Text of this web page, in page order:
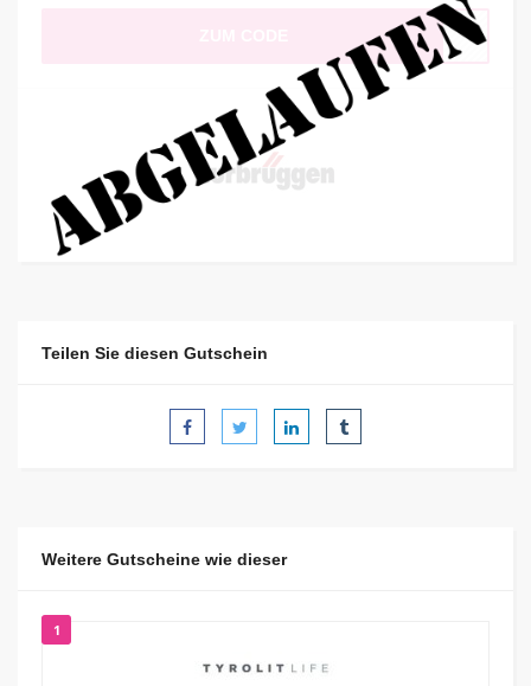
Teilen Sie diesen Gutschein
Weitere Gutscheine wie dieser
1